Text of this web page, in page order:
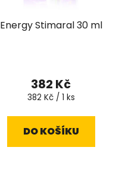
Energy Stimaral 30 ml
382 Kč
Měrná
382 Kč / 1 ks
DO KOŠÍKU